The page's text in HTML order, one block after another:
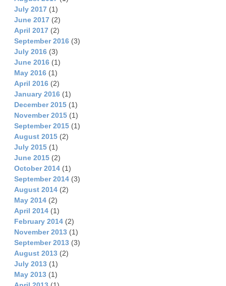
July 2017 (1)
June 2017 (2)
April 2017 (2)
September 2016 (3)
July 2016 (3)
June 2016 (1)
May 2016 (1)
April 2016 (2)
January 2016 (1)
December 2015 (1)
November 2015 (1)
September 2015 (1)
August 2015 (2)
July 2015 (1)
June 2015 (2)
October 2014 (1)
September 2014 (3)
August 2014 (2)
May 2014 (2)
April 2014 (1)
February 2014 (2)
November 2013 (1)
September 2013 (3)
August 2013 (2)
July 2013 (1)
May 2013 (1)